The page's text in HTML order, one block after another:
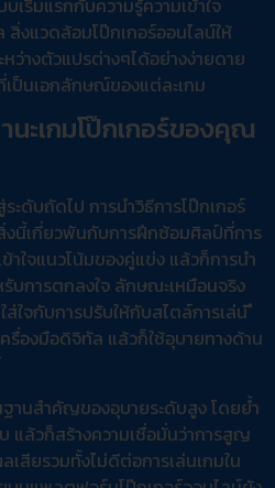
งแวดล้อมโป๊กเกอร์ออนไลน์ให้
ว่างตัวแปรต่างๆได้อย่างง่ายดาย
เป็นเอกลักษณ์ของแต่ละเกม
ะเกมโป๊กเกอร์ของคุณ
ะดับถัดไป การนำวิธีการโป๊กเกอร์
สิ่งนี้เกี่ยวพันกับการฝึกซ้อมศิลป์ที่การ
าใจแนวโน้มของคู่แข่ง แล้วก็การนำ
บการตกลงใจ ลักษณะเหมือนจริง
ส่ใจกับการปรับให้กับสไตล์การเล่น
ครื่องมือดิจิทัล แล้วก็ใช้อุบายทางด้าน
านสำคัญของอุบายระดับสูง โดยย้ำ
แล้วก็สร้างความเชื่อมั่นว่าการสูญ
เสียรวมทั้งไม่ดีต่อการเล่นเกมใน